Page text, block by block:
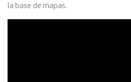
la base de mapas.